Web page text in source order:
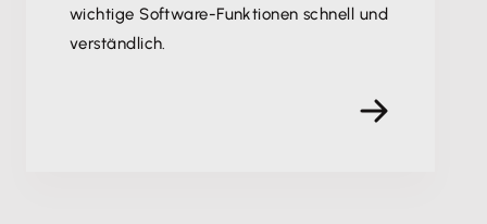
wichtige Software-Funktionen schnell und
verständlich.